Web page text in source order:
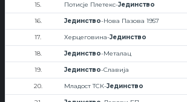
15. Потисје Плетекс-Јединство
16. Јединство-Нова Пазова 1957
17. Херцеговина-Јединство
18. Јединство-Металац
19. Јединство-Славија
20. Младост ТСК-Јединство